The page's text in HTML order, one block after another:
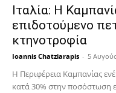
Ιταλία: Η
επιδοτούμενο
κτηνοτροφία
Ioannis Chatziarapis - 5
Η Περιφέρεια Καμπανίας
κατά 30% στην ποσόστωση